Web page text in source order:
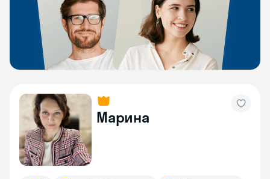
Марина